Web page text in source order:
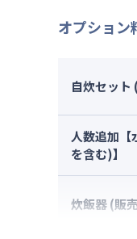
オプション
自炊セット
人数追加【
を含む)】
炊飯器 (販